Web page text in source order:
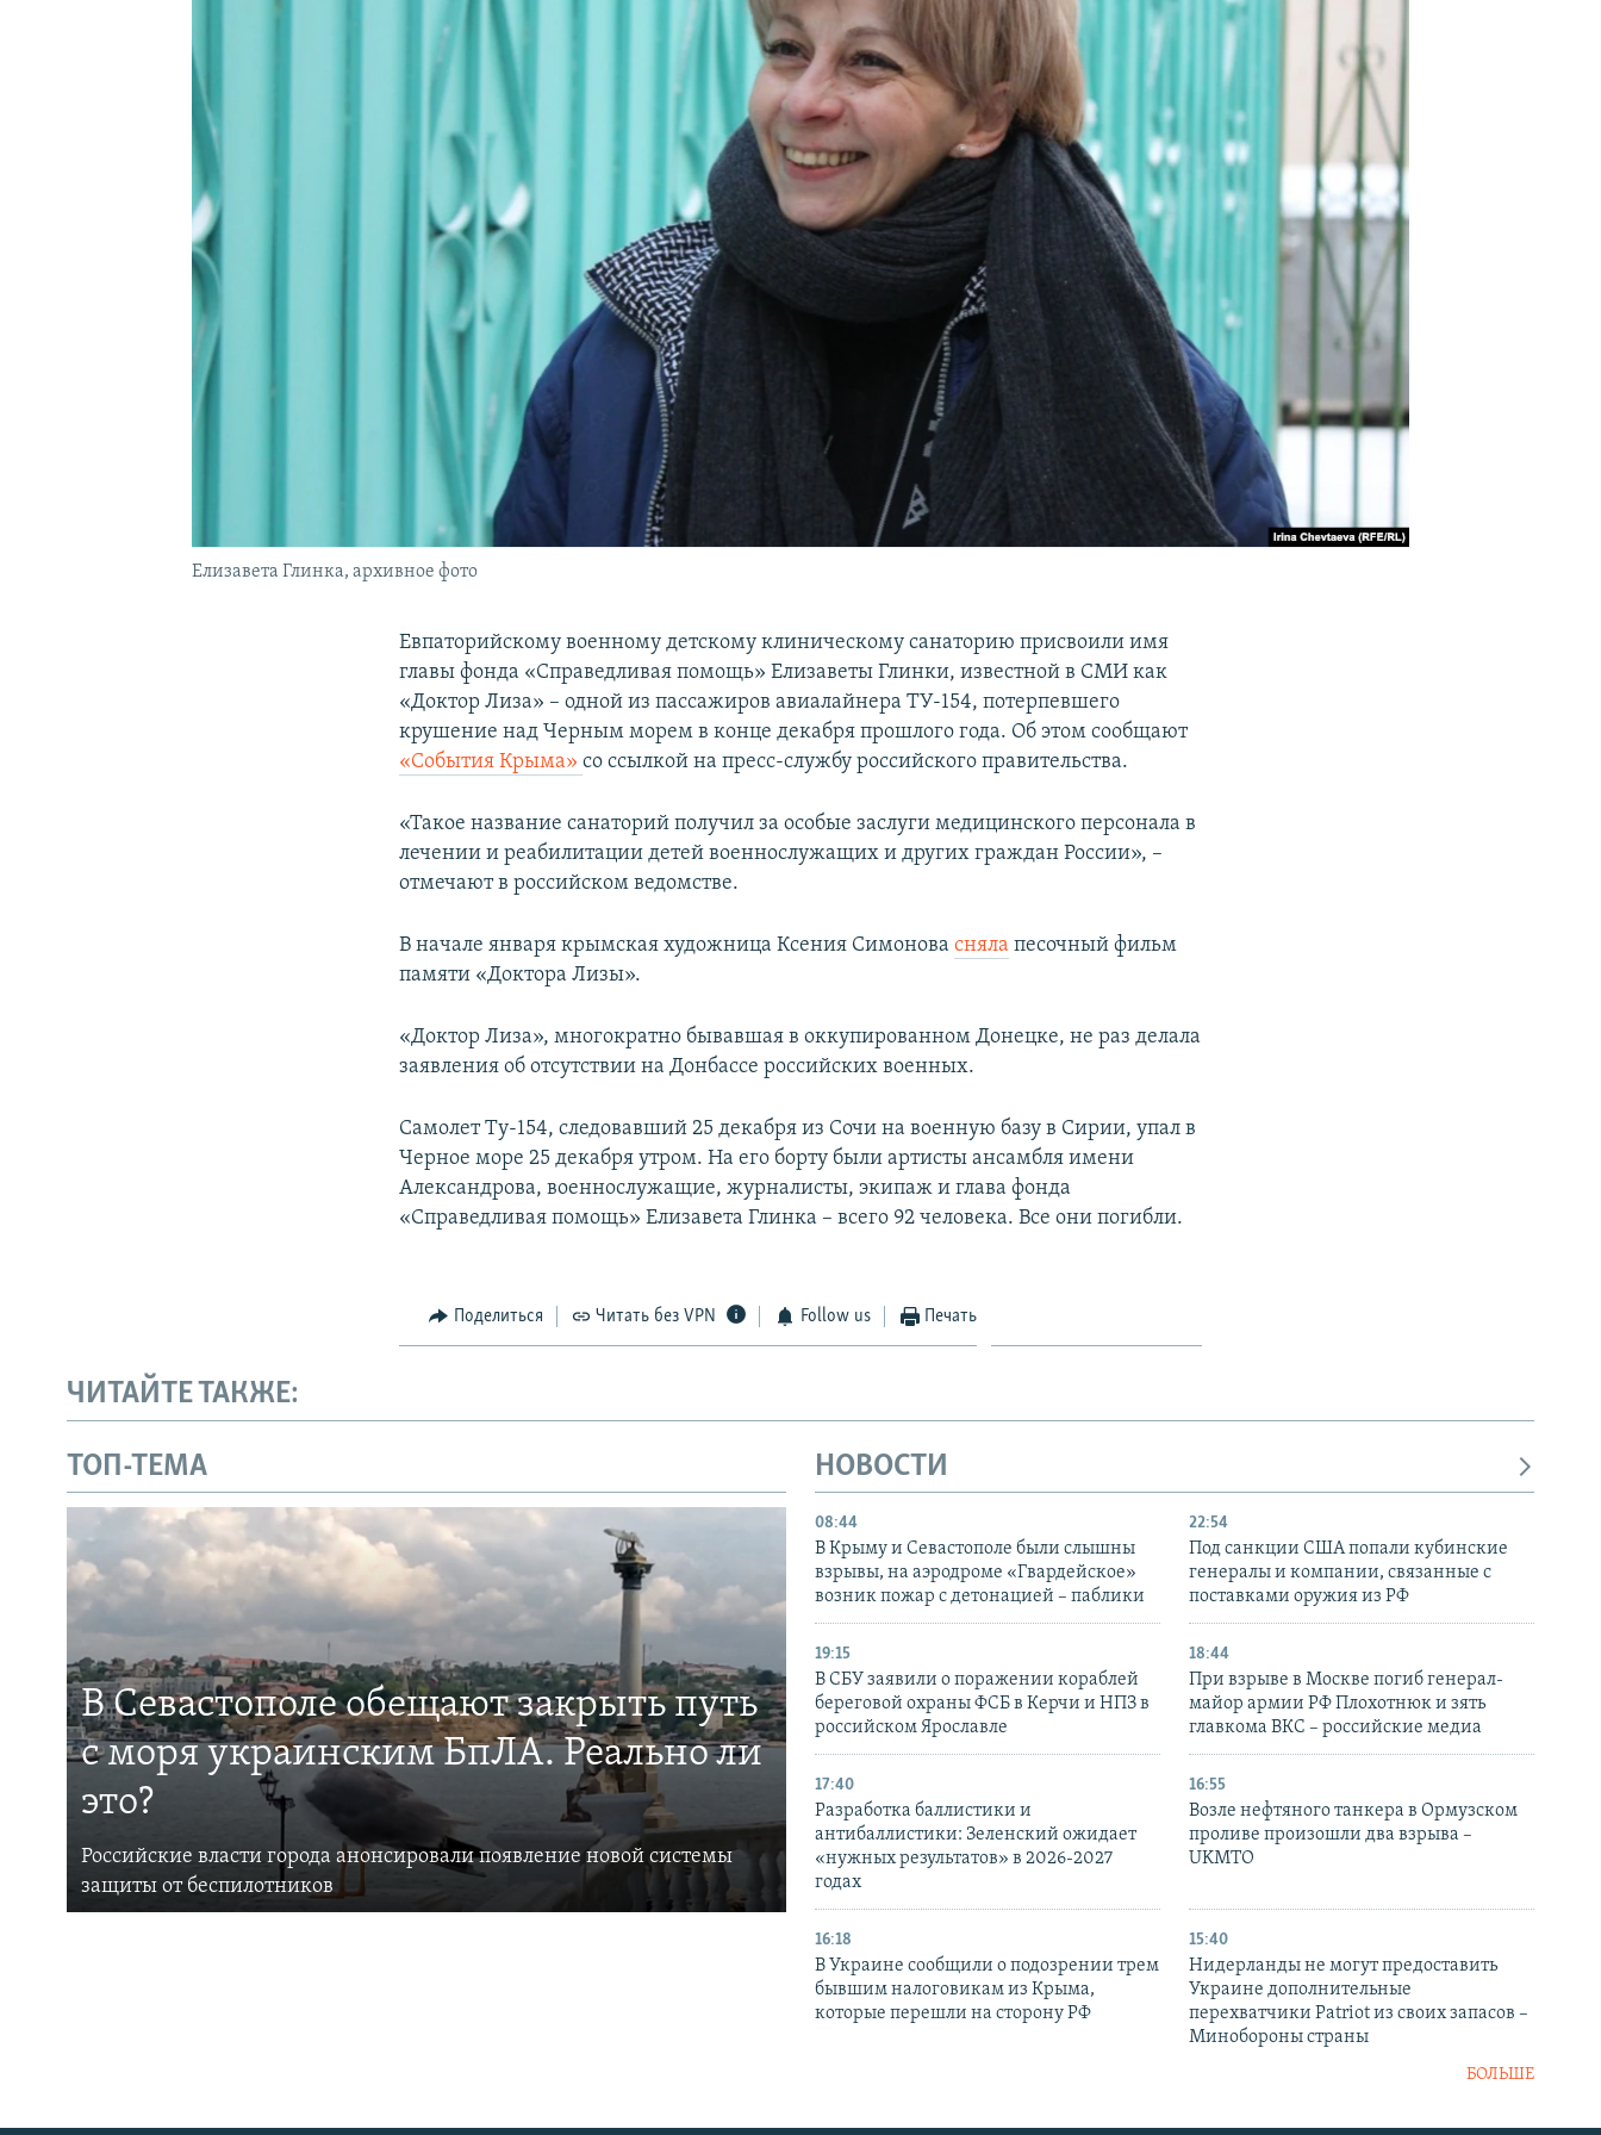
УКРАИНСКАЯ ПРОБЛЕМА КРЫМА
Елизавета Глинка, архивное фото
Евпаторийскому военному детскому клиническому санаторию присвоили имя
главы фонда «Справедливая помощь» Елизаветы Глинки, известной в СМИ как
«Доктор Лиза» – одной из пассажиров авиалайнера ТУ-154, потерпевшего
крушение над Черным морем в конце декабря прошлого года. Об этом сообщают
«События Крыма»со ссылкой на пресс-службу российского правительства.
«Такое название санаторий получил за особые заслуги медицинского персонала в
лечении и реабилитации детей военнослужащих и других граждан России», –
отмечают в российском ведомстве.
В начале января крымская художница Ксения Симоновасняла песочный фильм
памяти «Доктора Лизы».
«Доктор Лиза», многократно бывавшая в оккупированном Донецке, не раз делала
заявления об отсутствии на Донбассе российских военных.
Самолет Ту-154, следовавший 25 декабря из Сочи на военную базу в Сирии, упал в
Черное море 25 декабря утром. На его борту были артисты ансамбля имени
Александрова, военнослужащие, журналисты, экипаж и глава фонда
«Справедливая помощь» Елизавета Глинка – всего 92 человека. Все они погибли.
Поделиться Читать без VPN Follow us Печать
ЧИТАЙТЕ ТАКЖЕ:
ТОП-ТЕМА
В Севастополе обещают закрыть путь
с моря украинским БпЛА. Реально ли
это?
Российские власти города анонсировали появление новой системы
защиты от беспилотников
НОВОСТИ
08:44
В Крыму и Севастополе были слышны
взрывы, на аэродроме «Гвардейское»
возник пожар с детонацией – паблики
22:54
Под санкции США попали кубинские
генералы и компании, связанные с
поставками оружия из РФ
19:15
В СБУ заявили о поражении кораблей
береговой охраны ФСБ в Керчи и НПЗ в
российском Ярославле
18:44
При взрыве в Москве погиб генерал-
майор армии РФ Плохотнюк и зять
главкома ВКС – российские медиа
17:40
Разработка баллистики и
антибаллистики: Зеленский ожидает
«нужных результатов» в 2026-2027
годах
16:55
Возле нефтяного танкера в Ормузском
проливе произошли два взрыва –
UKMTO
16:18
В Украине сообщили о подозрении трем
бывшим налоговикам из Крыма,
которые перешли на сторону РФ
15:40
Нидерланды не могут предоставить
Украине дополнительные
перехватчики Patriot из своих запасов –
Минобороны страны
БОЛЬШЕ